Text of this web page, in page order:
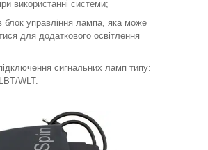
використанні системи;
блок управління лампа, яка може
для додаткового освітлення
сигнальних ламп типу:
WLT.